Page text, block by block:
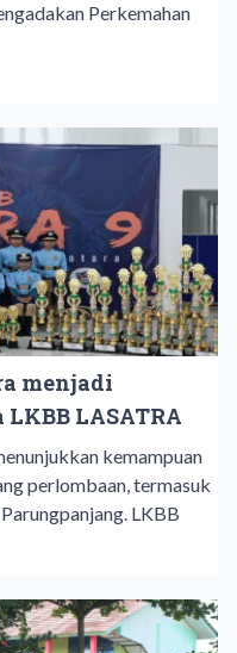
Perkemahan
menjadi
LASATRA
kemampuan
perlombaan, termasuk
LKBB